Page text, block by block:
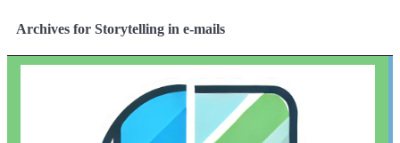
Archives for Storytelling in e-mails